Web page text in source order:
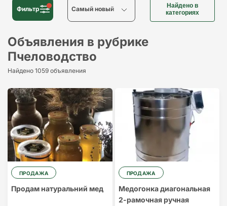
Фильтр Cамый новый
Cамый новый
Cамый старый
Cамый
дешевый
Найдено в
категориях
Объявления в рубрике
Пчеловодство
Найдено 1059 объявления
ПРОДАЖА
Продам натуральний мед
ПРОДАЖА
Медогонка диагональная
2-рамочная ручная